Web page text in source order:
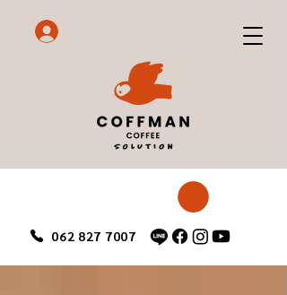
062 827 7007